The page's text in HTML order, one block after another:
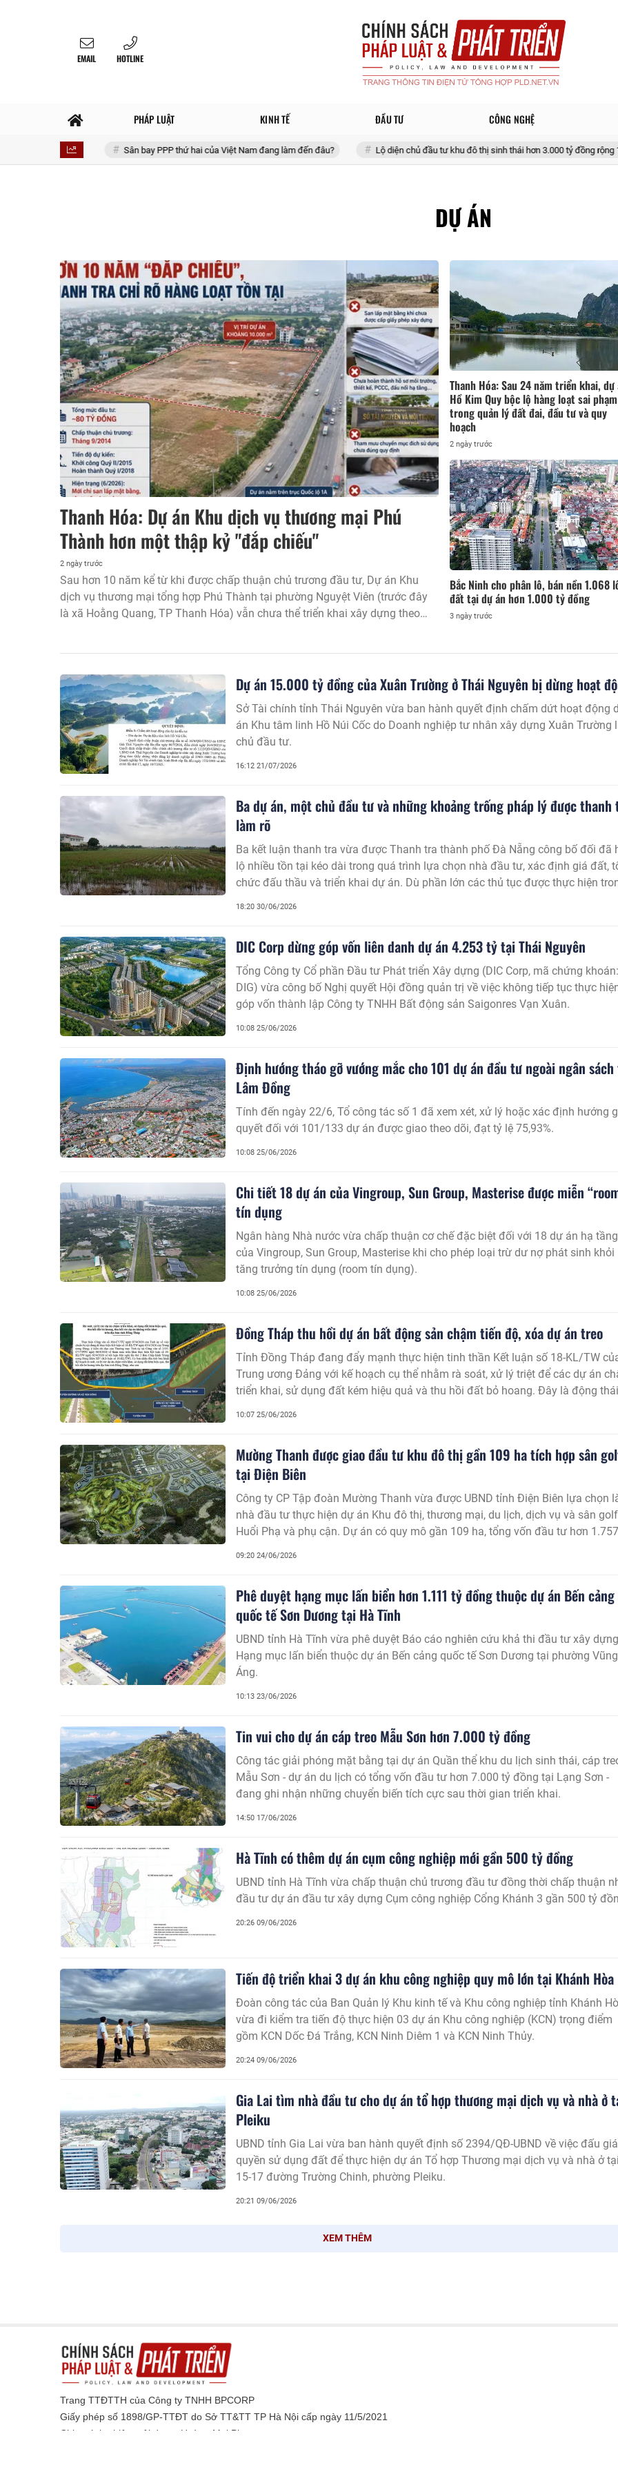
EMAIL HOTLINE
PHÁP LUẬT KINH TẾ ĐẦU TƯ CÔNG NGHỆ
Sân bay PPP thứ hai của Việt Nam đang làm đến đâu? Lộ diện chủ đầu tư khu đô thị sinh thái hơn 3.000 tỷ đồng rộng 170 ha tại
DỰ ÁN
Thanh Hóa: Dự án Khu dịch vụ thương mại Phú
Thành hơn một thập kỷ "đắp chiếu"
2 ngày trước
Sau hơn 10 năm kể từ khi được chấp thuận chủ trương đầu tư, Dự án Khu
dịch vụ thương mại tổng hợp Phú Thành tại phường Nguyệt Viên (trước đây
là xã Hoằng Quang, TP Thanh Hóa) vẫn chưa thể triển khai xây dựng theo
đất đai, môi trường, xây dựng đến trách nhiệm của chủ đầu tư và các cơ
quan quản lý nhà nước.
Thanh Hóa: Sau 24 năm triển khai, dự
Hồ Kim Quy bộc lộ hàng loạt sai phạm
trong quản lý đất đai, đầu tư và quy
hoạch
2 ngày trước
Bắc Ninh cho phân lô, bán nền 1.068
đất tại dự án hơn 1.000 tỷ đồng
3 ngày trước
Dự án 15.000 tỷ đồng của Xuân Trường ở Thái Nguyên bị dừng hoạt
Sở Tài chính tỉnh Thái Nguyên vừa ban hành quyết định chấm dứt hoạt động
án Khu tâm linh Hồ Núi Cốc do Doanh nghiệp tư nhân xây dựng Xuân Trường
chủ đầu tư.
16:12 21/07/2026
Ba dự án, một chủ đầu tư và những khoảng trống pháp lý được thanh
làm rõ
Ba kết luận thanh tra vừa được Thanh tra thành phố Đà Nẵng công bố đối đã
lộ nhiều tồn tại kéo dài trong quá trình lựa chọn nhà đầu tư, xác định giá đất,
chức đấu thầu và triển khai dự án. Dù phần lớn các thủ tục được thực hiện
18:20 30/06/2026
DIC Corp dừng góp vốn liên danh dự án 4.253 tỷ tại Thái Nguyên
Tổng Công ty Cổ phần Đầu tư Phát triển Xây dựng (DIC Corp, mã chứng khoán:
DIG) vừa công bố Nghị quyết Hội đồng quản trị về việc không tiếp tục thực
góp vốn thành lập Công ty TNHH Bất động sản Saigonres Vạn Xuân.
10:08 25/06/2026
Định hướng tháo gỡ vướng mắc cho 101 dự án đầu tư ngoài ngân
Lâm Đồng
Tính đến ngày 22/6, Tổ công tác số 1 đã xem xét, xử lý hoặc xác định hướng
quyết đối với 101/133 dự án được giao theo dõi, đạt tỷ lệ 75,93%.
10:08 25/06/2026
Chi tiết 18 dự án của Vingroup, Sun Group, Masterise được miễn
tín dụng
Ngân hàng Nhà nước vừa chấp thuận cơ chế đặc biệt đối với 18 dự án hạ tầng
của Vingroup, Sun Group, Masterise khi cho phép loại trừ dư nợ phát sinh khỏi
tăng trưởng tín dụng (room tín dụng).
10:08 25/06/2026
Đồng Tháp thu hồi dự án bất động sản chậm tiến độ, xóa dự án treo
Tỉnh Đồng Tháp đang đẩy mạnh thực hiện tinh thần Kết luận số 18-KL/TW
Trung ương Đảng với kế hoạch cụ thể nhằm rà soát, xử lý triệt để các dự án
triển khai, sử dụng đất kém hiệu quả và thu hồi đất bỏ hoang. Đây là động thái
10:07 25/06/2026
Mường Thanh được giao đầu tư khu đô thị gần 109 ha tích hợp sân
tại Điện Biên
Công ty CP Tập đoàn Mường Thanh vừa được UBND tỉnh Điện Biên lựa chọn
nhà đầu tư thực hiện dự án Khu đô thị, thương mại, du lịch, dịch vụ và sân golf
Huổi Phạ và phụ cận. Dự án có quy mô gần 109 ha, tổng vốn đầu tư hơn
09:20 24/06/2026
Phê duyệt hạng mục lấn biển hơn 1.111 tỷ đồng thuộc dự án Bến cảng
quốc tế Sơn Dương tại Hà Tĩnh
UBND tỉnh Hà Tĩnh vừa phê duyệt Báo cáo nghiên cứu khả thi đầu tư xây dựng
Hạng mục lấn biển thuộc dự án Bến cảng quốc tế Sơn Dương tại phường Vũng
Áng.
10:13 23/06/2026
Tin vui cho dự án cáp treo Mẫu Sơn hơn 7.000 tỷ đồng
Công tác giải phóng mặt bằng tại dự án Quần thể khu du lịch sinh thái, cáp
Mẫu Sơn - dự án du lịch có tổng vốn đầu tư hơn 7.000 tỷ đồng tại Lạng Sơn -
đang ghi nhận những chuyển biến tích cực sau thời gian triển khai.
14:50 17/06/2026
Hà Tĩnh có thêm dự án cụm công nghiệp mới gần 500 tỷ đồng
UBND tỉnh Hà Tĩnh vừa chấp thuận chủ trương đầu tư đồng thời chấp thuận
đầu tư dự án đầu tư xây dựng Cụm công nghiệp Cổng Khánh 3 gần 500 tỷ
20:26 09/06/2026
Tiến độ triển khai 3 dự án khu công nghiệp quy mô lớn tại Khánh Hòa
Đoàn công tác của Ban Quản lý Khu kinh tế và Khu công nghiệp tỉnh Khánh
vừa đi kiểm tra tiến độ thực hiện 03 dự án Khu công nghiệp (KCN) trọng điểm
gồm KCN Dốc Đá Trắng, KCN Ninh Diêm 1 và KCN Ninh Thủy.
20:24 09/06/2026
Gia Lai tìm nhà đầu tư cho dự án tổ hợp thương mại dịch vụ và nhà ở
Pleiku
UBND tỉnh Gia Lai vừa ban hành quyết định số 2394/QĐ-UBND về việc đấu giá
quyền sử dụng đất để thực hiện dự án Tổ hợp Thương mại dịch vụ và nhà ở
15-17 đường Trường Chinh, phường Pleiku.
20:21 09/06/2026
XEM THÊM
Trang TTĐTTH của Công ty TNHH BPCORP
Giấy phép số 1898/GP-TTĐT do Sở TT&TT TP Hà Nội cấp ngày 11/5/2021
Chịu trách nhiệm nội dung: Hoàng Mai Phương